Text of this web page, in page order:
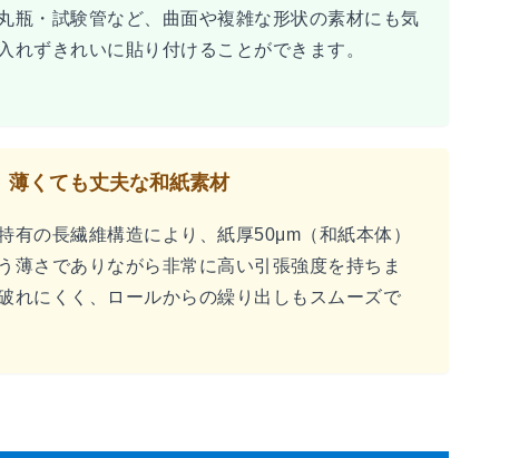
瓶・試験管など、曲面や複雑な形状の素材にも気
れずきれいに貼り付けることができます。
薄くても丈夫な和紙素材
有の長繊維構造により、紙厚50μm（和紙本体）
薄さでありながら非常に高い引張強度を持ちま
れにくく、ロールからの繰り出しもスムーズで